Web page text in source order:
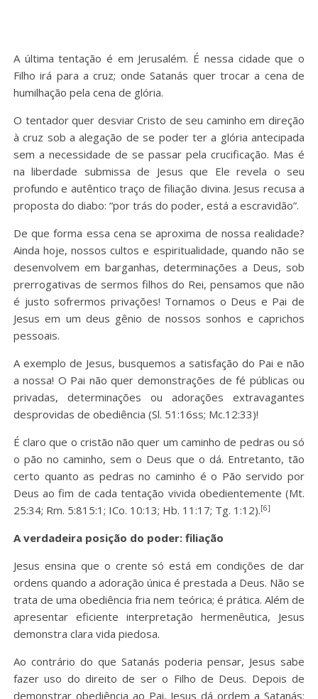
A última tentação é em Jerusalém. É nessa cidade que o
Filho irá para a cruz; onde Satanás quer trocar a cena de
humilhação pela cena de glória.
O tentador quer desviar Cristo de seu caminho em direção
à cruz sob a alegação de se poder ter a glória antecipada
sem a necessidade de se passar pela crucificação. Mas é
na liberdade submissa de Jesus que Ele revela o seu
profundo e autêntico traço de filiação divina. Jesus recusa a
proposta do diabo: “por trás do poder, está a escravidão”.
De que forma essa cena se aproxima de nossa realidade?
Ainda hoje, nossos cultos e espiritualidade, quando não se
desenvolvem em barganhas, determinações a Deus, sob
prerrogativas de sermos filhos do Rei, pensamos que não
é justo sofrermos privações! Tornamos o Deus e Pai de
Jesus em um deus gênio de nossos sonhos e caprichos
pessoais.
A exemplo de Jesus, busquemos a satisfação do Pai e não
a nossa! O Pai não quer demonstrações de fé públicas ou
privadas, determinações ou adorações extravagantes
desprovidas de obediência (Sl. 51:16ss; Mc.12:33)!
É claro que o cristão não quer um caminho de pedras ou só
o pão no caminho, sem o Deus que o dá. Entretanto, tão
certo quanto as pedras no caminho é o Pão servido por
Deus ao fim de cada tentação vivida obedientemente (Mt.
25:34; Rm. 5:815:1; ICo. 10:13; Hb. 11:17; Tg. 1:12).[6]
A verdadeira posição do poder: filiação
Jesus ensina que o crente só está em condições de dar
ordens quando a adoração única é prestada a Deus. Não se
trata de uma obediência fria nem teórica; é prática. Além de
apresentar eficiente interpretação hermenêutica, Jesus
demonstra clara vida piedosa.
Ao contrário do que Satanás poderia pensar, Jesus sabe
fazer uso do direito de ser o Filho de Deus. Depois de
demonstrar obediência ao Pai, Jesus dá ordem a Satanás: